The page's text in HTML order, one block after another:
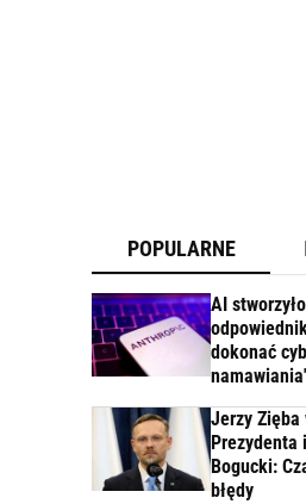
POPULARNE
AI
dokonać
Jerzy
Bogucki:
błędy